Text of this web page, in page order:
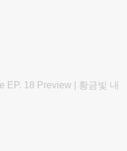
News TV
Big News TV
EP. 18 Preview | 황금빛 내